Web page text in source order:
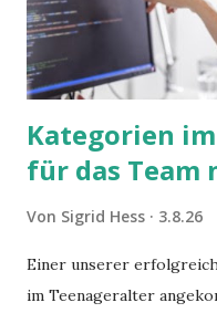
Kategorien
für das Team
Von Sigrid Hess 3.8.26
Einer unserer
im Teenageralter